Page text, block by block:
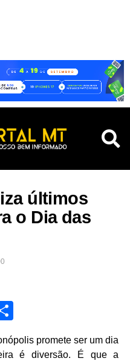
últimos
o Dia das
promete ser um dia
é diversão. É que a